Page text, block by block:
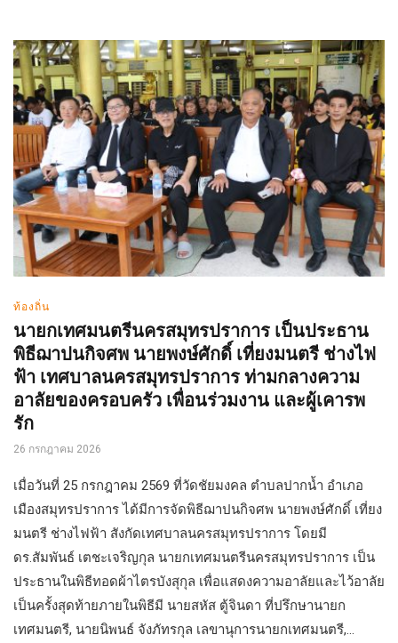
ท้องถิ่น
นายกเทศมนตรีนครสมุทรปราการ เป็นประธาน
พิธีฌาปนกิจศพ นายพงษ์ศักดิ์ เที่ยงมนตรี ช่างไฟ
ฟ้า เทศบาลนครสมุทรปราการ ท่ามกลางความ
อาลัยของครอบครัว เพื่อนร่วมงาน และผู้เคารพ
รัก
26 กรกฎาคม 2026
เมื่อวันที่ 25 กรกฎาคม 2569 ที่วัดชัยมงคล ตำบลปากน้ำ อำเภอ
เมืองสมุทรปราการ ได้มีการจัดพิธีฌาปนกิจศพ นายพงษ์ศักดิ์ เที่ยง
มนตรี ช่างไฟฟ้า สังกัดเทศบาลนครสมุทรปราการ โดยมี
ดร.สัมพันธ์ เตชะเจริญกุล นายกเทศมนตรีนครสมุทรปราการ เป็น
ประธานในพิธีทอดผ้าไตรบังสุกุล เพื่อแสดงความอาลัยและไว้อาลัย
เป็นครั้งสุดท้ายภายในพิธีมี นายสหัส ตู้จินดา ที่ปรึกษานายก
เทศมนตรี, นายนิพนธ์ จังภัทรกุล เลขานุการนายกเทศมนตรี,...